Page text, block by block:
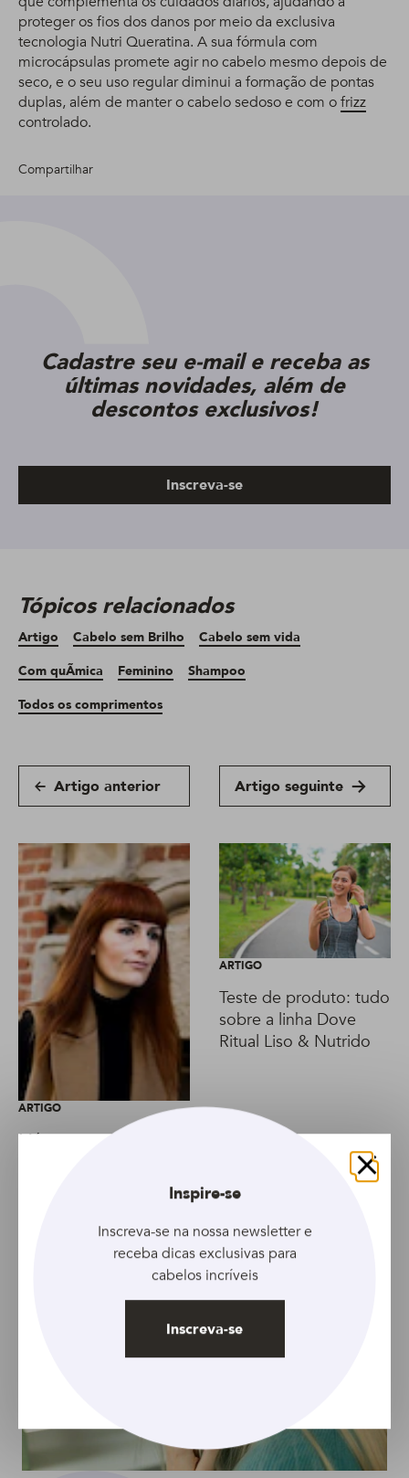
proteger os fios dos danos por meio da exclusiva
tecnologia Nutri Queratina. A sua fórmula com
microcápsulas promete agir no cabelo mesmo depois de
seco, e o seu uso regular diminui a formação de pontas
duplas, além de manter o cabelo sedoso e com ofrizz
controlado.
Compartilhar
Cadastre seu e-mail e receba as
últimas novidades, além de
descontos exclusivos!
Inscreva-se
Tópicos relacionados
Artigo Cabelo sem Brilho
Cabelo sem vida
Com quÃ­mica
Feminino
Shampoo
Todos os comprimentos
Artigo anterior Artigo seguinte
ARTIGO
Máscara para cabelos
recuperar os fios; saiba
ARTIGO
Teste de produto: tudo
sobre a linha Dove
Ritual Liso & Nutrido
Fechar
Inspire-se
Inscreva-se na nossa newsletter e
receba dicas exclusivas para
cabelos incríveis
Inscreva-se